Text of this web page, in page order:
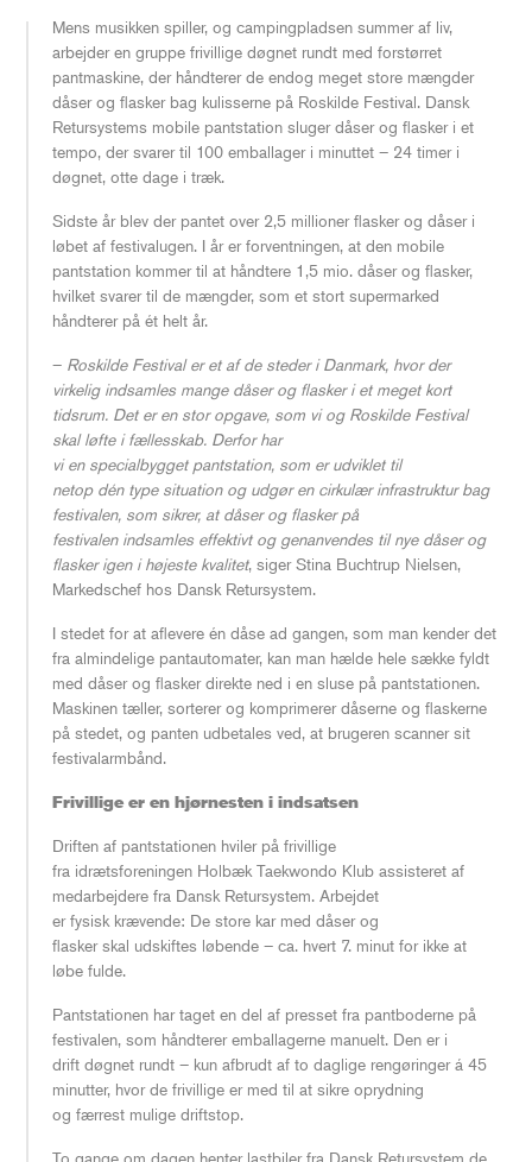
Mens musikken spiller, og campingpladsen summer af liv,
arbejder en gruppe frivillige døgnet rundt med forstørret
pantmaskine, der håndterer de endog meget store mængder
dåser og flasker bag kulisserne på Roskilde Festival. Dansk
Retursystems mobile pantstation sluger dåser og flasker i et
tempo, der svarer til 100 emballager i minuttet – 24 timer i
døgnet, otte dage i træk.
Sidste år blev der pantet over 2,5 millioner flasker og dåser i
løbet af festivalugen. I år er forventningen, at den mobile
pantstation kommer til at håndtere 1,5 mio. dåser og flasker,
hvilket svarer til de mængder, som et stort supermarked
håndterer på ét helt år.
– Roskilde Festival er et af de steder i Danmark, hvor der
virkelig indsamles mange dåser og flasker i et meget kort
tidsrum. Det er en stor opgave, som vi og Roskilde Festival
skal løfte i fællesskab. Derfor har
vi en specialbygget pantstation, som er udviklet til
netop dén type situation og udgør en cirkulær infrastruktur bag
festivalen, som sikrer, at dåser og flasker på
festivalen indsamles effektivt og genanvendes til nye dåser og
flasker igen i højeste kvalitet, siger Stina Buchtrup Nielsen,
Markedschef hos Dansk Retursystem.
I stedet for at aflevere én dåse ad gangen, som man kender det
fra almindelige pantautomater, kan man hælde hele sække fyldt
med dåser og flasker direkte ned i en sluse på pantstationen.
Maskinen tæller, sorterer og komprimerer dåserne og flaskerne
på stedet, og panten udbetales ved, at brugeren scanner sit
festivalarmbånd.
Frivillige er en hjørnesten i indsatsen
Driften af pantstationen hviler på frivillige
fra idrætsforeningen Holbæk Taekwondo Klub assisteret af
medarbejdere fra Dansk Retursystem. Arbejdet
er fysisk krævende: De store kar med dåser og
flasker skal udskiftes løbende – ca. hvert 7. minut for ikke at
løbe fulde.
Pantstationen har taget en del af presset fra pantboderne på
festivalen, som håndterer emballagerne manuelt. Den er i
drift døgnet rundt – kun afbrudt af to daglige rengøringer á 45
minutter, hvor de frivillige er med til at sikre oprydning
og færrest mulige driftstop.
To gange om dagen henter lastbiler fra Dansk Retursystem de
En ny livscyklusanalyse fra Teknologisk Institut viser, at der ikke er
belæg for at konkludere, at genbrugsflasker generelt har en lavere
klimapåvirkning end genanvendelige emballager.
Læs pressemeddelelsen her